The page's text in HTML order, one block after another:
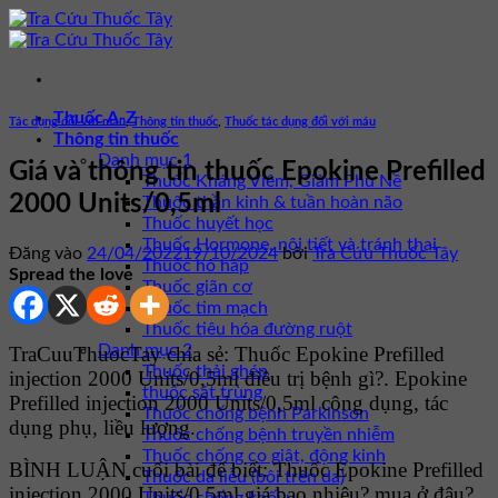
Bỏ
qua
dung
Thuốc A-Z
Thông tin thuốc
Danh mục 1
Thuốc Kháng Viêm, Giảm Phù Nề
Thuốc thần kinh & tuần hoàn não
Thuốc huyết học
Thuốc Hormone, nội tiết và tránh thai
Thuốc hô hấp
Thuốc giãn cơ
Thuốc tim mạch
Thuốc tiêu hóa đường ruột
Danh mục 2
Thuốc thải ghép
thuốc sát trùng
Thuốc chống bệnh Parkinson
Thuốc chống bệnh truyền nhiễm
Thuốc chống co giật, động kinh
Thuốc da liễu (bôi trên da)
Tác dụng đối với máu,Thông tin thuốc Thuốc tác dụng đối với máu
Giá và thông tin thuốc Epokine Prefilled
2000 Units/0,5ml
Đăng vào 24/04/202219/10/2024 bởiTra Cứu Thuốc Tây
Spread the love
TraCuuThuocTay chia sẻ: Thuốc Epokine Prefilled
injection 2000 Units/0,5ml điều trị bệnh gì?. Epokine
Prefilled injection 2000 Units/0,5ml công dụng, tác
dụng phụ, liều lượng.
BÌNH LUẬN cuối bài để biết: Thuốc Epokine Prefilled